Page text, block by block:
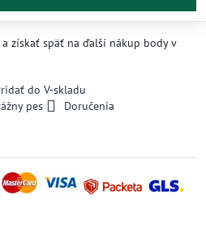
a získať späť na ďalší nákup body v
do V-skladu
pes
Doručenia